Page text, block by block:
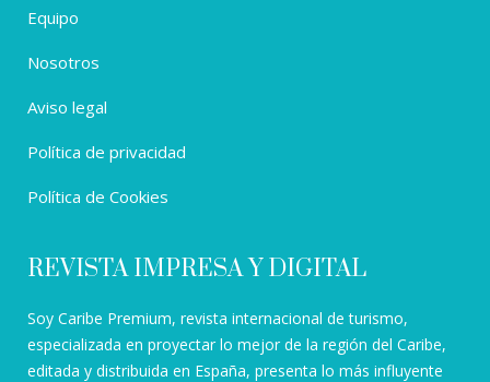
Equipo
Nosotros
Aviso legal
Política de privacidad
Política de Cookies
REVISTA IMPRESA Y DIGITAL
Soy Caribe Premium, revista internacional de turismo,
especializada en proyectar lo mejor de la región del Caribe,
editada y distribuida en España, presenta lo más influyente